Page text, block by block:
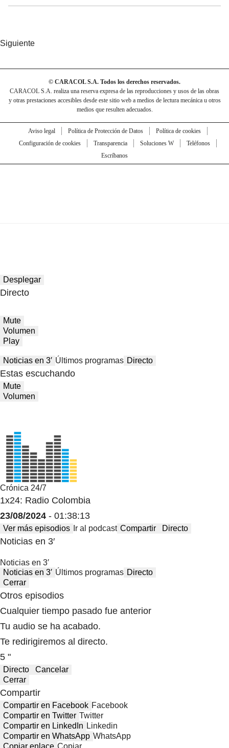
Siguiente
© CARACOL S.A. Todos los derechos reservados.
CARACOL S.A. realiza una reserva expresa de las reproducciones y usos de las obras
y otras prestaciones accesibles desde este sitio web a medios de lectura mecánica u otros
medios que resulten adecuados.
Aviso legal Política de Protección de Datos
Política de cookies
Configuración de cookies
Transparencia Soluciones W
Teléfonos
Escríbanos
Desplegar
Directo
Mute
Volumen
Play
Noticias en 3′ Últimos programas Directo
Estas escuchando
Mute
Volumen
Crónica 24/7
1x24: Radio Colombia
23/08/2024 - 01:38:13
Ver más episodios Ir al podcast Compartir Directo
Noticias en 3′
Noticias en 3′
Noticias en 3′ Últimos programas Directo
Cerrar
Otros episodios
Cualquier tiempo pasado fue anterior
Tu audio se ha acabado.
Te redirigiremos al directo.
5 "
Directo
Cancelar
Cerrar
Compartir
Compartir en Facebook Facebook
Compartir en Twitter Twitter
Compartir en LinkedIn Linkedin
Compartir en WhatsApp WhatsApp
Copiar enlace Copiar